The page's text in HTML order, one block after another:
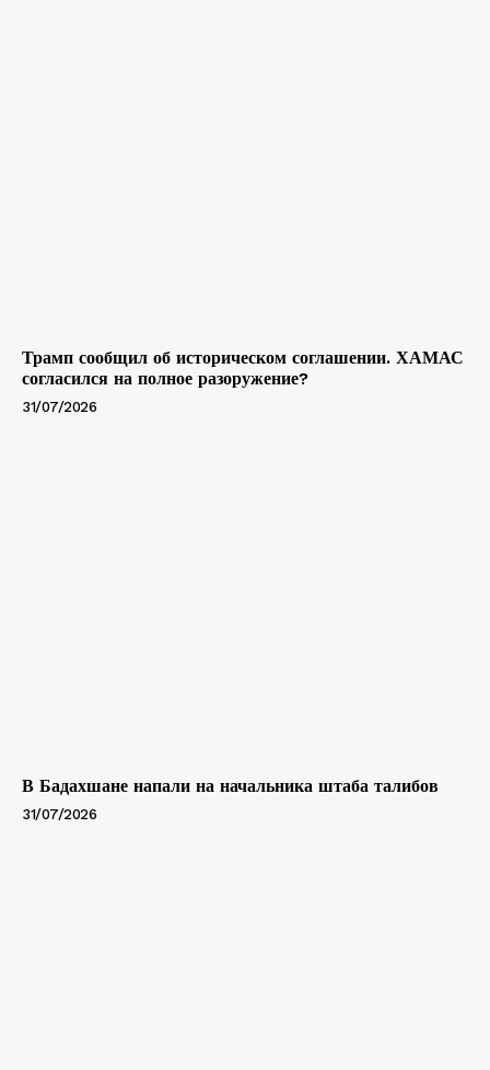
Трамп сообщил об историческом соглашении. ХАМАС
согласился на полное разоружение?
31/07/2026
В Бадахшане напали на начальника штаба талибов
31/07/2026